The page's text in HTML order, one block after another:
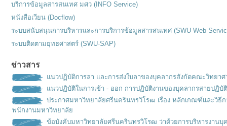
บริการข้อมูลสารสนเทศ มศว (INFO Service)
หนังสือเวียน (Docflow)
ระบบสนับสนุนการบริหารและการบริการข้อมูลสารสนเทศ (SWU Web
ระบบติดตามยุทธศาสตร์ (SWU-SAP)
ข่าวสาร
แนวปฏิบัติการลา และการส่งใบลาของบุคลากรสังกัดคณะวิทยาศ
แนวปฏิบัติในการเข้า - ออก การปฏิบัติงานของบุคลากรสายปฏิบั
ประกาศมหาวิทยาลัยศรีนครินทรวิโรฒ เรื่อง หลักเกณฑ์เเละวิธี
พนักงานมหาวิทยาลัย
ข้อบังคับมหาวิทยาลัยศรีนครินทรวิโรฒ ว่าด้วยการบริหารงาน